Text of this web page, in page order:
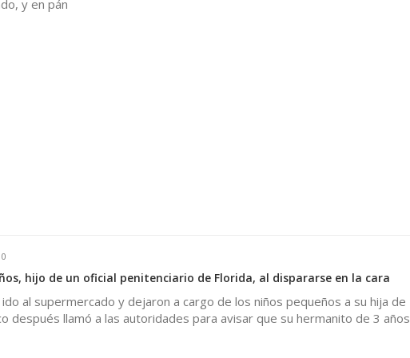
y en pán
0
hijo de un oficial penitenciario de Florida, al dispararse en la cara
al supermercado y dejaron a cargo de los niños pequeños a su hija de
después llamó a las autoridades para avisar que su hermanito de 3 años